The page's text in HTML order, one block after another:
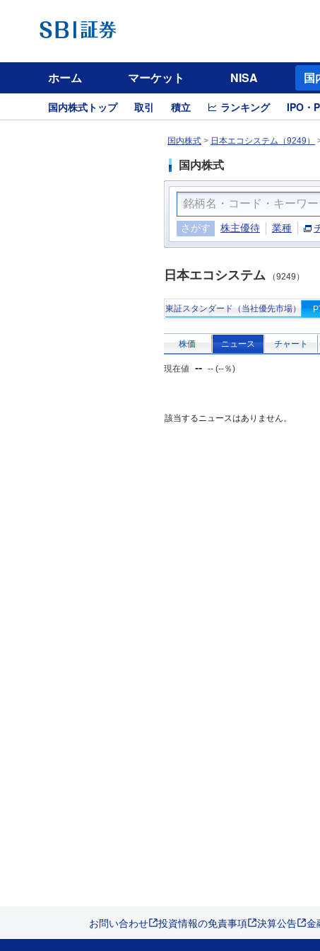
ホーム マーケット NISA 国
国内株式トップ 取引 積立 ランキング IPO・
国内株式 > 日本エコシステム（9249）
国内株式
さがす 株主優待 業種
日本エコシステム （9249）
東証スタンダード（当社優先市場）
株価 ニュース チャート
現在値 -- -- (--％)
該当するニュースはありません。
お問い合わせ 投資情報の免責事項 決算公告 金